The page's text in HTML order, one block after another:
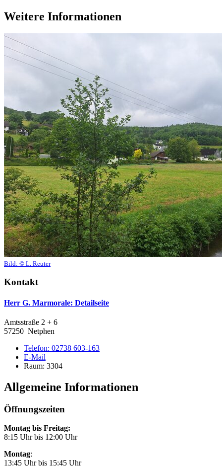
Weitere Informationen
Bild: © L. Reuter
Kontakt
Herr G. Marmorale: Detailseite
Amtsstraße 2 + 6
57250 Netphen
Telefon: 02738 603-163
E-Mail
Raum: 3304
Allgemeine Informationen
Öffnungszeiten
Montag bis Freitag:
8:15 Uhr bis 12:00 Uhr
Montag:
13:45 Uhr bis 15:45 Uhr